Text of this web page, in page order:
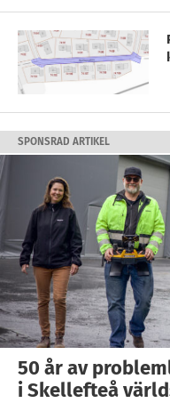
SPONSRAD ARTIKEL
50 år av
i Skellefteå